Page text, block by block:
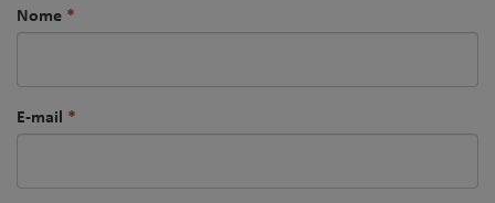
Nome *
E-mail *